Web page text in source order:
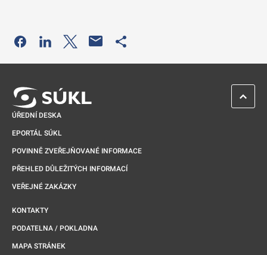
Odkaz se otevře na nové kartě
Odkaz se otevře na nové kartě
Odkaz se otevře na nové kartě
ÚŘEDNÍ DESKA
EPORTÁL SÚKL
POVINNĚ ZVEŘEJŇOVANÉ INFORMACE
PŘEHLED DŮLEŽITÝCH INFORMACÍ
VEŘEJNÉ ZAKÁZKY
KONTAKTY
PODATELNA / POKLADNA
MAPA STRÁNEK
ZPĚT